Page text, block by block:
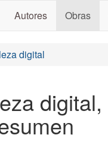
Autores Obras
digital